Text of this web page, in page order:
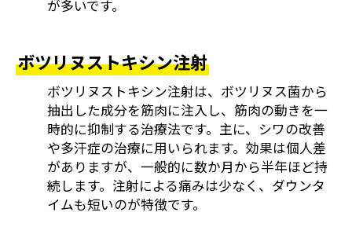
が多いです。
ボツリヌストキシン注射
ボツリヌストキシン注射は、ボツリヌス菌から
抽出した成分を筋肉に注入し、筋肉の動きを一
時的に抑制する治療法です。主に、シワの改善
や多汗症の治療に用いられます。効果は個人差
がありますが、一般的に数か月から半年ほど持
続します。注射による痛みは少なく、ダウンタ
イムも短いのが特徴です。